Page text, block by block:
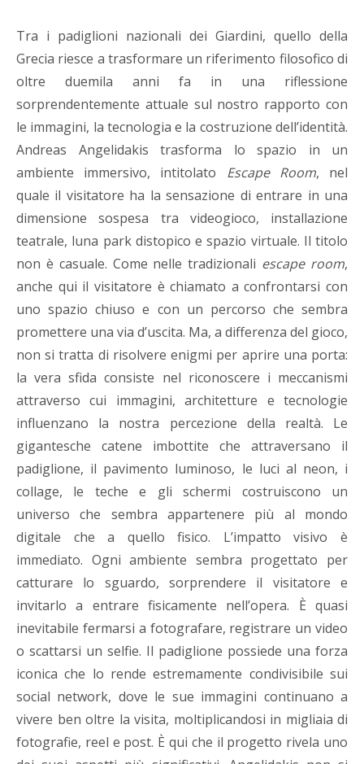
Tra i padiglioni nazionali dei Giardini, quello della
Grecia riesce a trasformare un riferimento filosofico di
oltre duemila anni fa in una riflessione
sorprendentemente attuale sul nostro rapporto con
le immagini, la tecnologia e la costruzione dell’identità.
Andreas Angelidakis trasforma lo spazio in un
ambiente immersivo, intitolato Escape Room, nel
quale il visitatore ha la sensazione di entrare in una
dimensione sospesa tra videogioco, installazione
teatrale, luna park distopico e spazio virtuale. Il titolo
non è casuale. Come nelle tradizionali escape room,
anche qui il visitatore è chiamato a confrontarsi con
uno spazio chiuso e con un percorso che sembra
promettere una via d’uscita. Ma, a differenza del gioco,
non si tratta di risolvere enigmi per aprire una porta:
la vera sfida consiste nel riconoscere i meccanismi
attraverso cui immagini, architetture e tecnologie
influenzano la nostra percezione della realtà. Le
gigantesche catene imbottite che attraversano il
padiglione, il pavimento luminoso, le luci al neon, i
collage, le teche e gli schermi costruiscono un
universo che sembra appartenere più al mondo
digitale che a quello fisico. L’impatto visivo è
immediato. Ogni ambiente sembra progettato per
catturare lo sguardo, sorprendere il visitatore e
invitarlo a entrare fisicamente nell’opera. È quasi
inevitabile fermarsi a fotografare, registrare un video
o scattarsi un selfie. Il padiglione possiede una forza
iconica che lo rende estremamente condivisibile sui
social network, dove le sue immagini continuano a
vivere ben oltre la visita, moltiplicandosi in migliaia di
fotografie, reel e post. È qui che il progetto rivela uno